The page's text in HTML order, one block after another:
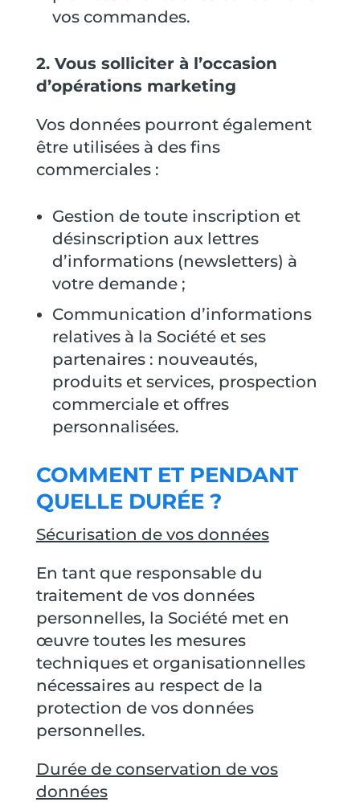
vos commandes.
2. Vous solliciter à l’occasion
d’opérations marketing
Vos données pourront également
être utilisées à des fins
commerciales :
Gestion de toute inscription et
désinscription aux lettres
d’informations (newsletters) à
votre demande ;
Communication d’informations
relatives à la Société et ses
partenaires : nouveautés,
produits et services, prospection
commerciale et offres
personnalisées.
COMMENT ET PENDANT
QUELLE DURÉE ?
Sécurisation de vos données
En tant que responsable du
traitement de vos données
personnelles, la Société met en
œuvre toutes les mesures
techniques et organisationnelles
nécessaires au respect de la
protection de vos données
personnelles.
Durée de conservation de vos
données